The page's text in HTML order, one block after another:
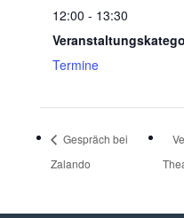
12:00 - 13:30
Termine
Gespräch bei
Zalando